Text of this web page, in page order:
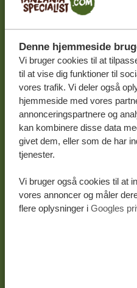
Denne hjemmeside
Vi bruger cookies til at
til at vise dig funktioner til
vores trafik. Vi deler også
hjemmeside med vores
annonceringspartnere og
kan kombinere disse data
givet dem, eller som de har
tjenester.
Vi bruger også cookies til at
vores annoncer og måler
flere oplysninger i Googles
DINE
Fornavn
Efternavn